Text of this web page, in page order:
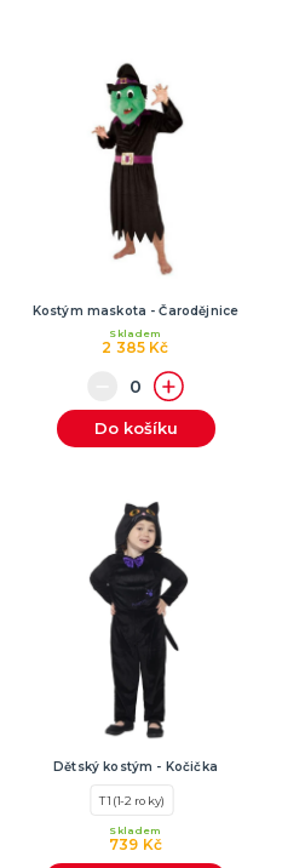
Kostým maskota - Čarodějnice
2 385 Kč
Skladem
Do košíku
Dětský kostým - Kočička
T1 (1-2 roky)
739 Kč
Skladem